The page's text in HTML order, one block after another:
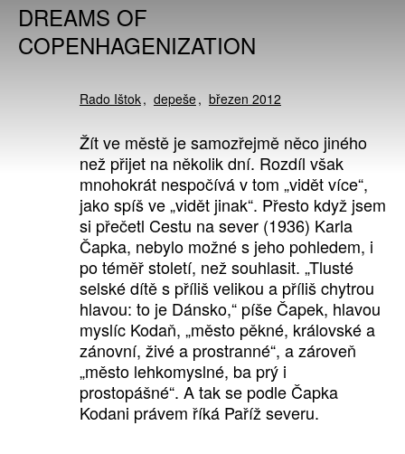
DREAMS OF
COPENHAGENIZATION
Rado Ištok depeše březen 2012
Žít ve městě je samozřejmě něco jiného
než přijet na několik dní. Rozdíl však
mnohokrát nespočívá v tom „vidět více“,
jako spíš ve „vidět jinak“. Přesto když jsem
si přečetl Cestu na sever (1936) Karla
Čapka, nebylo možné s jeho pohledem, i
po téměř století, než souhlasit. „Tlusté
selské dítě s příliš velikou a příliš chytrou
hlavou: to je Dánsko,“ píše Čapek, hlavou
myslíc Kodaň, „město pěkné, královské a
zánovní, živé a prostranné“, a zároveň
„město lehkomyslné, ba prý i
prostopášné“. A tak se podle Čapka
Kodani právem říká Paříž severu.